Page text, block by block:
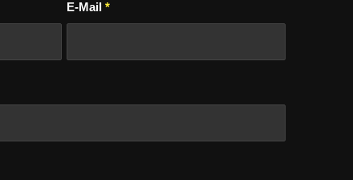
E-Mail *